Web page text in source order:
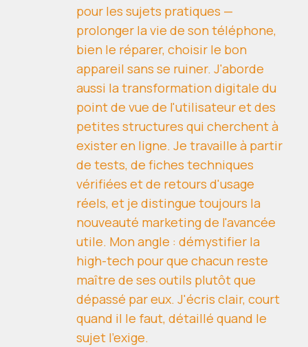
pour les sujets pratiques —
prolonger la vie de son téléphone,
bien le réparer, choisir le bon
appareil sans se ruiner. J'aborde
aussi la transformation digitale du
point de vue de l'utilisateur et des
petites structures qui cherchent à
exister en ligne. Je travaille à partir
de tests, de fiches techniques
vérifiées et de retours d'usage
réels, et je distingue toujours la
nouveauté marketing de l'avancée
utile. Mon angle : démystifier la
high-tech pour que chacun reste
maître de ses outils plutôt que
dépassé par eux. J'écris clair, court
quand il le faut, détaillé quand le
sujet l'exige.